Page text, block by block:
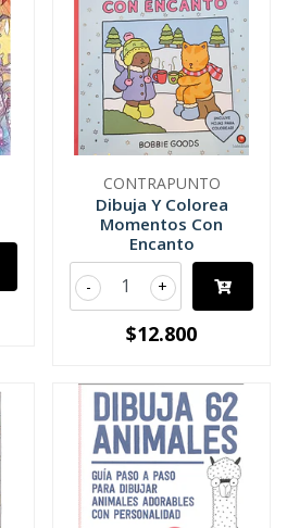
CONTRAPUNTO
Dibuja Y Colorea
Momentos Con
Encanto
+
-
$12.800